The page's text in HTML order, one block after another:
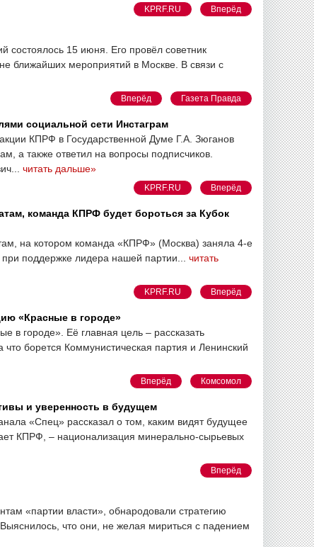
KPRF.RU Вперёд
состоялось 15 июня. Его провёл советник
ближайших мероприятий в Москве. В связи с
Вперёд Газета Правда
социальной сети Инстаграм
КПРФ в Государственной Думе Г.А. Зюганов
а также ответил на вопросы подписчиков.
читать дальше»
KPRF.RU Вперёд
команда КПРФ будет бороться за Кубок
на котором команда «КПРФ» (Москва) заняла 4-е
поддержке лидера нашей партии... читать
KPRF.RU Вперёд
«Красные в городе»
в городе». Её главная цель – рассказать
борется Коммунистическая партия и Ленинский
Вперёд Комсомол
и уверенность в будущем
«Спец» рассказал о том, каким видят будущее
КПРФ, – национализация минерально-сырьевых
Вперёд
«партии власти», обнародовали стратегию
что они, не желая мириться с падением